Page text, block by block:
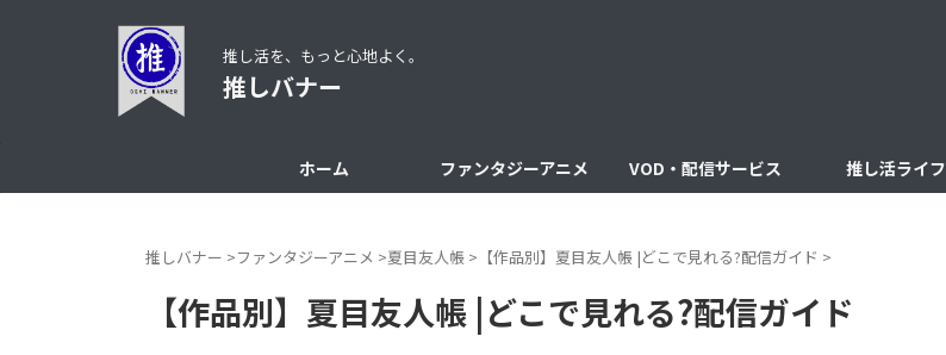
推し活を、もっと心地よく。
推しバナー
ホーム ファンタジーアニメ VOD・配信サービス 推し活ライフ
推しバナー >ファンタジーアニメ >夏目友人帳 > 【作品別】夏目友人帳 |どこで見れる?配信ガイド >
【作品別】夏目友人帳 |どこで見れる?配信ガイド